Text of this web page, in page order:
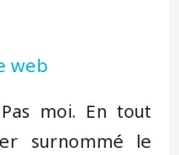
web
moi. En tout
surnommé le